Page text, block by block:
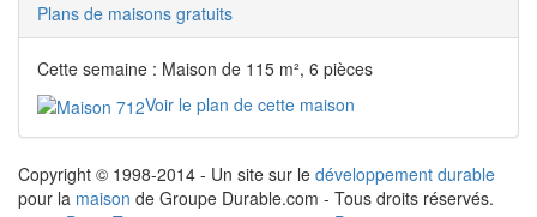
Plans de maisons gratuits
Cette semaine : Maison de 115 m², 6 pièces
Voir le plan de cette maison
Copyright © 1998-2014 - Un site sur le développement durable
pour la maison de Groupe Durable.com - Tous droits réservés.